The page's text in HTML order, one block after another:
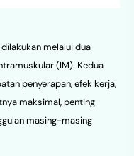
melalui dua
(IM). Kedua
penyerapan, efek kerja,
maksimal, penting
masing-masing